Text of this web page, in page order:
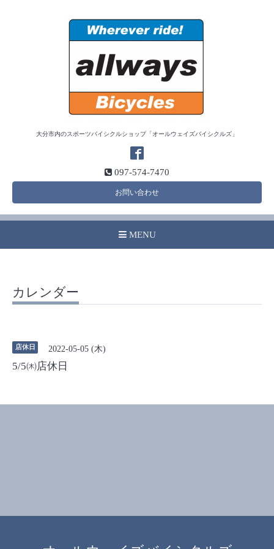
大分市内のスポーツバイシクルショップ「オールウェイズバイシクルズ」
097-574-7470
お問い合わせ
MENU
カレンダー
店休日 2022-05-05 (木)
5/5㈭店休日